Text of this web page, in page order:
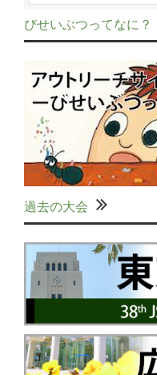
びせいぶつってなに？
過去の大会